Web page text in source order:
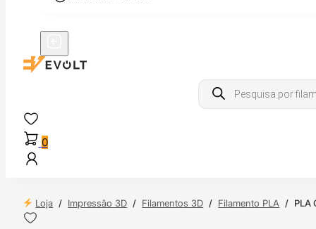
Products
search
0
Loja / Impressão 3D / Filamentos 3D / Filamento PLA / PLA